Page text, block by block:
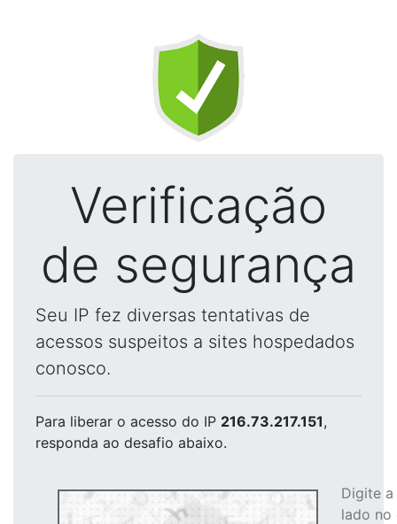
Verificação
de segurança
Seu IP fez diversas tentativas de
acessos suspeitos a sites hospedados
conosco.
Para liberar o acesso do IP 216.73.217.151,
responda ao desafio abaixo.
Digite
lado no